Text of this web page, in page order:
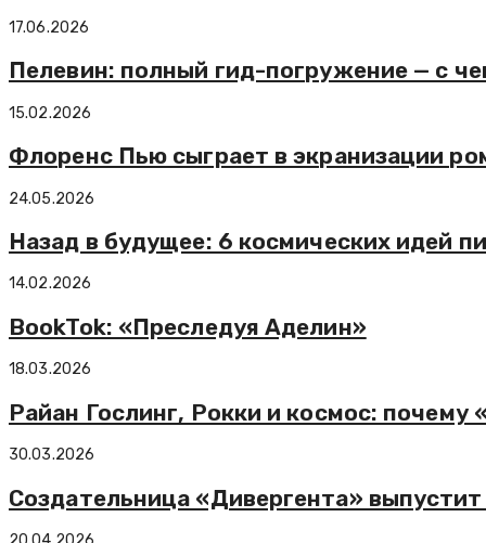
17.06.2026
Пелевин: полный гид-погружение — с
15.02.2026
Флоренс Пью сыграет в экранизации
24.05.2026
Назад в будущее: 6 космических идей
14.02.2026
BookTok: «Преследуя Аделин»
18.03.2026
Райан Гослинг, Рокки и космос:
30.03.2026
Создательница «Дивергента»